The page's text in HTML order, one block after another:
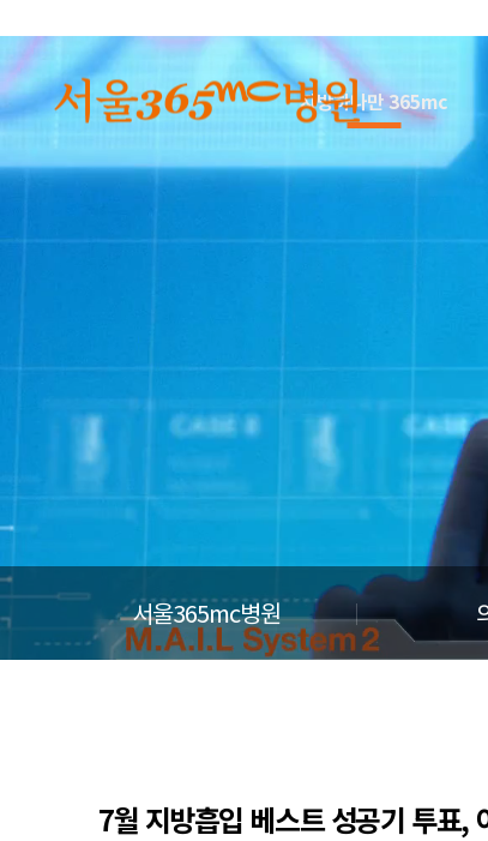
지방하나만 365mc
서울365mc병원
7월 지방흡입 베스트 성공기 투표,